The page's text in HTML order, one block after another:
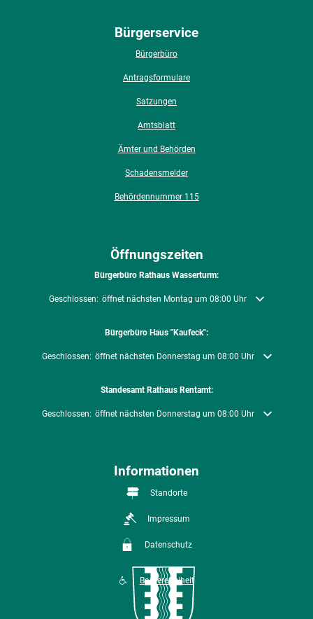
Bürgerservice
Bürgerbüro
Antragsformulare
Satzungen
Amtsblatt
Ämter und Behörden
Schadensmelder
Behördennummer 115
Öffnungszeiten
Bürgerbüro Rathaus Wasserturm:
Klicken, um weitere Öffnungs- oder Schließzeiten auszublenden
Geschlossen: öffnet nächsten Montag um 08:00 Uhr
Bürgerbüro Haus "Kaufeck":
Klicken, um weitere Öffnungs- oder Schließzeiten auszublenden
Geschlossen: öffnet nächsten Donnerstag um 08:00 Uhr
Standesamt Rathaus Rentamt:
Klicken, um weitere Öffnungs- oder Schließzeiten auszublenden
Geschlossen: öffnet nächsten Donnerstag um 08:00 Uhr
Informationen
Standorte
Impressum
Datenschutz
Barrierefreiheit